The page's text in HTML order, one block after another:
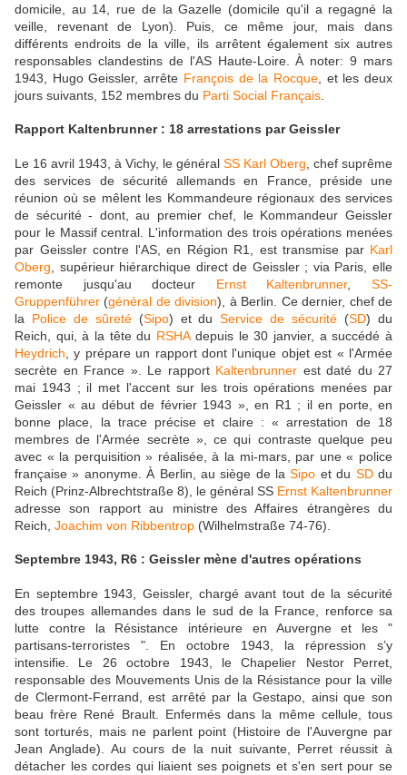
domicile, au 14, rue de la Gazelle (domicile qu'il a regagné la
veille, revenant de Lyon). Puis, ce même jour, mais dans
différents endroits de la ville, ils arrêtent également six autres
responsables clandestins de l'AS Haute-Loire. À noter: 9 mars
1943, Hugo Geissler, arrête François de la Rocque, et les deux
jours suivants, 152 membres du Parti Social Français
Rapport Kaltenbrunner : 18 arrestations par Geissler
Le 16 avril 1943, à Vichy, le général SS Karl Oberg , chef suprême
des services de sécurité allemands en France, préside une
réunion où se mêlent les Kommandeure régionaux des services
de sécurité - dont, au premier chef, le Kommandeur Geissler
pour le Massif central. L'information des trois opérations menées
par Geissler contre l'AS, en Région R1, est transmise par Karl
Oberg , supérieur hiérarchique direct de Geissler ; via Paris, elle
remonte jusqu'au docteur Ernst Kaltenbrunner,SS-
Gruppenführer (général de division), à Berlin. Ce dernier, chef de
la Police de sûreté(Sipo) et duService de sécurité (SD) du
Reich, qui, à la tête du RSHAdepuis le 30 janvier, a succédé à
Heydrich , y prépare un rapport dont l'unique objet est « l'Armée
secrète en France ». Le rapport Kaltenbrunner est daté du 27
mai 1943 ; il met l'accent sur les trois opérations menées par
Geissler « au début de février 1943 », en R1 ; il en porte, en
bonne place, la trace précise et claire : « arrestation de 18
membres de l'Armée secrète », ce qui contraste quelque peu
avec « la perquisition » réalisée, à la mi-mars, par une « police
française » anonyme. À Berlin, au siège de laSipo et du SDdu
Reich (Prinz-Albrechtstraße 8), le général SS Ernst Kaltenbrunner
adresse son rapport au ministre des Affaires étrangères du
Reich, Joachim von Ribbentrop (Wilhelmstraße 74-76).
Septembre 1943, R6 : Geissler mène d'autres opérations
En septembre 1943, Geissler, chargé avant tout de la sécurité
des troupes allemandes dans le sud de la France, renforce sa
lutte contre la Résistance intérieure en Auvergne et les "
partisans-terroristes ". En octobre 1943, la répression s’y
intensifie. Le 26 octobre 1943, le Chapelier Nestor Perret,
responsable des Mouvements Unis de la Résistance pour la ville
de Clermont-Ferrand, est arrêté par la Gestapo, ainsi que son
beau frère René Brault. Enfermés dans la même cellule, tous
sont torturés, mais ne parlent point (Histoire de l'Auvergne par
Jean Anglade). Au cours de la nuit suivante, Perret réussit à
détacher les cordes qui liaient ses poignets et s'en sert pour se